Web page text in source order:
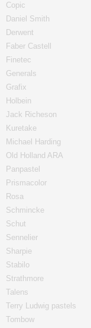
Copic
Daniel Smith
Derwent
Faber Castell
Finetec
Generals
Grafix
Holbein
Jack Richeson
Kuretake
Michael Harding
Old Holland ARA
Panpastel
Prismacolor
Rosa
Schmincke
Schut
Sennelier
Sharpie
Stabilo
Strathmore
Talens
Terry Ludwig pastels
Tombow